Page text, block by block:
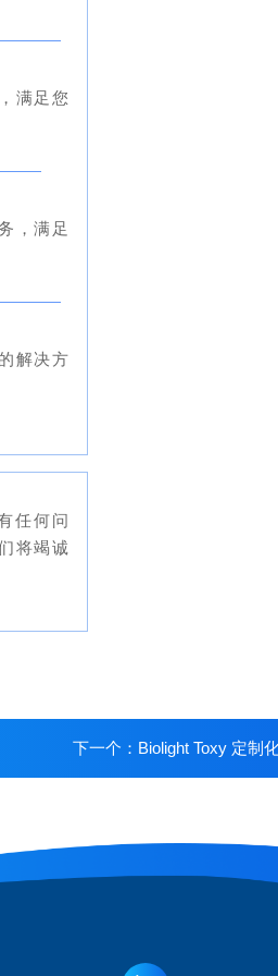
满足您
，满足
解决方
任何问
将竭诚
下一个： Biolight Toxy 定制